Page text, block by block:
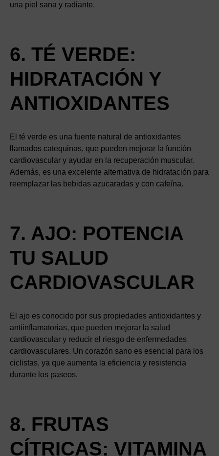
una piel sana y radiante.
6. TÉ VERDE:
HIDRATACIÓN Y
ANTIOXIDANTES
El té verde es una fuente natural de antioxidantes
llamados catequinas, que pueden mejorar la función
cardiovascular y ayudar en la recuperación muscular.
Además, es una excelente alternativa de hidratación para
reemplazar las bebidas azucaradas y con cafeína.
7. AJO: POTENCIA
TU SALUD
CARDIOVASCULAR
El ajo es conocido por sus propiedades antioxidantes y
antiinflamatorias, que pueden mejorar la salud
cardiovascular y reducir el riesgo de enfermedades
cardiovasculares. Un corazón sano es esencial para los
ciclistas, ya que aumenta la eficiencia y resistencia
durante los paseos.
8. FRUTAS
CÍTRICAS: VITAMINA